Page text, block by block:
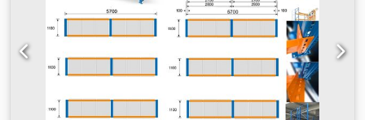
deposundan. 97076 Würzburg. Bireysel ve profesyonel bir
danışmanlık için bizimle iletişime geçin. Bizi telefonla veya
e-posta yoluyla kolayca arayın. Projelerinizin planlanması
ve uygulanması konusunda size memnuniyetle yardımcı
oluruz. Sizden haber almayı dört gözle bekliyoruz.
Saygılarımızla, Dr. Sonntag GmbH & Co. KG ekibiniz İç
lojistik alanındaki uzmanınız ve iletişim ortağınız.